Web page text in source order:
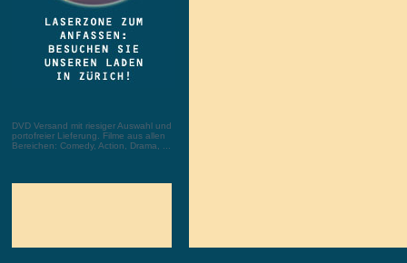
DVD Versand mit riesiger Auswahl und
portofreier Lieferung. Filme aus allen
Bereichen: Comedy, Action, Drama, ...